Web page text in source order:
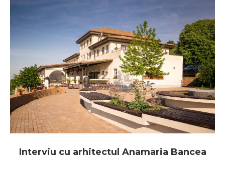
Interviu cu arhitectul Anamaria Bancea